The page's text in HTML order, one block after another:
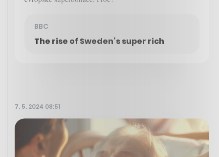
BBC
The rise of Sweden’s super rich
7. 5. 2024 08:51